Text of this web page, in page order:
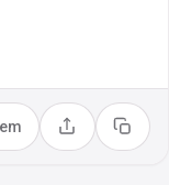
Compartilhar
Copiar